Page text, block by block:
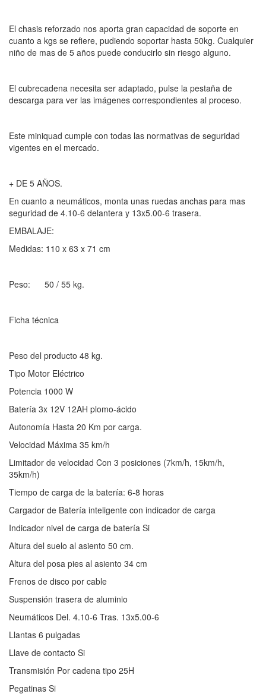
El chasis reforzado nos aporta gran capacidad de soporte en
cuanto a kgs se refiere, pudiendo soportar hasta 50kg. Cualquier
niño de mas de 5 años puede conducirlo sin riesgo alguno.
El cubrecadena necesita ser adaptado, pulse la pestaña de
descarga para ver las imágenes correspondientes al proceso.
Este miniquad cumple con todas las normativas de seguridad
vigentes en el mercado.
+ DE 5 AÑOS.
En cuanto a neumáticos, monta unas ruedas anchas para mas
seguridad de 4.10-6 delantera y 13x5.00-6 trasera.
EMBALAJE:
Medidas: 110 x 63 x 71 cm
Peso: 50 / 55 kg.
Ficha técnica
Peso del producto 48 kg.
Tipo Motor Eléctrico
Potencia 1000 W
Batería 3x 12V 12AH plomo-ácido
Autonomía Hasta 20 Km por carga.
Velocidad Máxima 35 km/h
Limitador de velocidad Con 3 posiciones (7km/h, 15km/h,
35km/h)
Tiempo de carga de la batería: 6-8 horas
Cargador de Batería inteligente con indicador de carga
Indicador nivel de carga de batería Si
Altura del suelo al asiento 50 cm.
Altura del posa pies al asiento 34 cm
Frenos de disco por cable
Suspensión trasera de aluminio
Neumáticos Del. 4.10-6 Tras. 13x5.00-6
Llantas 6 pulgadas
Llave de contacto Si
Transmisión Por cadena tipo 25H
Pegatinas Si